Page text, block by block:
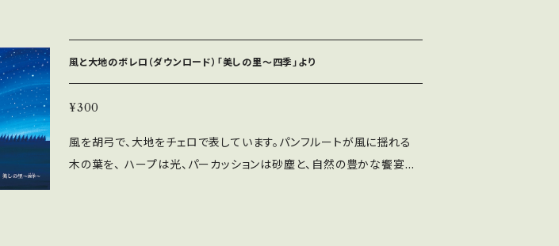
MES07032
風と大地のボレロ（ダウンロード）「美しの里〜四季」より
¥300
風を胡弓で、大地をチェロで表しています。パンフルートが風に揺れる
木の葉を、 ハープは光、パーカッションは砂塵と、自然の豊かな饗宴で